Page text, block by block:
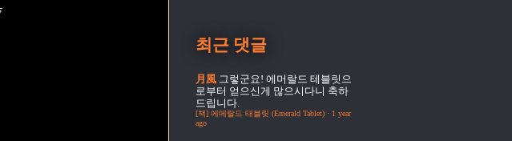
최근 댓글
月風 그렇군요! 에머랄드 테블릿으
로부터 얻으신게 많으시다니 축하
드립니다.
[책] 에메랄드 태블릿 (Emerald Tablet) · 1 year
ago